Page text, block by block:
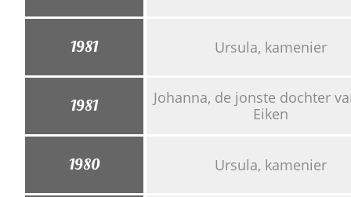
Ursula, kamenier
1981
Johanna, de jonste dochter
Eiken
1981
Ursula, kamenier
1980